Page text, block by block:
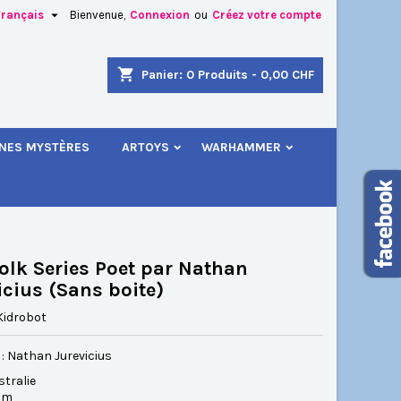
Bienvenue, Connexion ou Créez votre compte

shopping_cart Panier: 0 Produits - 0,00 CHF
MYSTÈRES ARTOYS WARHAMMER
Series Poet par Nathan
(Sans boite)
Nathan Jurevicius